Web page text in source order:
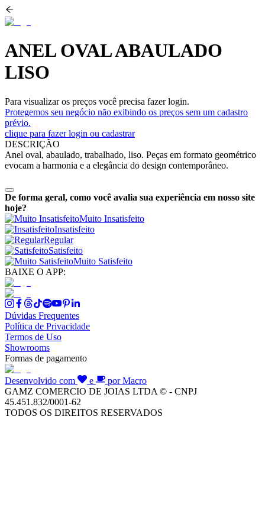
ANEL OVAL ABAULADO
LISO
Para visualizar os preços você precisa fazer login.
Protegemos seu negócio não exibindo os preços sem um cadastro
prévio.
clique para fazer login ou cadastrar
DESCRIÇÃO
Anel oval, abaulado, trabalhado, liso. Peças em formato geométrico
evocam a harmonia e a elegância do design contemporâneo.
De forma geral, como você avalia sua experiência em nosso site
hoje?
Muito Insatisfeito
Insatisfeito
Regular
Satisfeito
Muito Satisfeito
BAIXE O APP:
Dúvidas Frequentes
Política de Privacidade
Termos de Uso
Showrooms
Formas de pagamento
Desenvolvido com e
por Macro
GAMZ COMERCIO DE JOIAS LTDA © - CNPJ
45.451.832/0001-62
TODOS OS DIREITOS RESERVADOS